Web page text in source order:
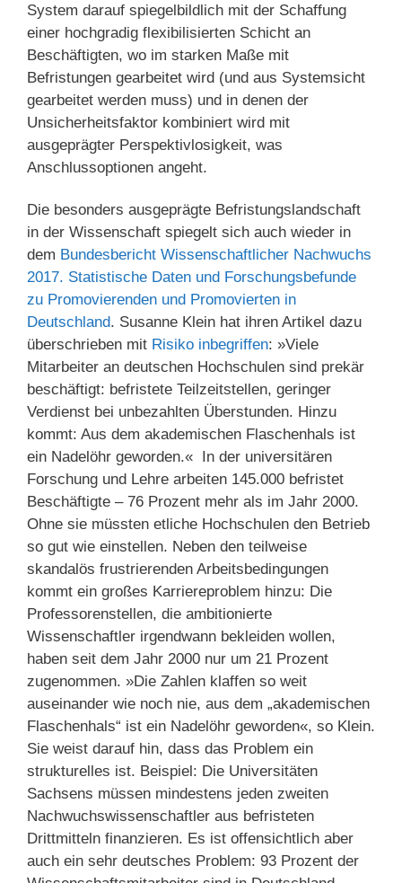
System darauf spiegelbildlich mit der Schaffung
einer hochgradig flexibilisierten Schicht an
Beschäftigten, wo im starken Maße mit
Befristungen gearbeitet wird (und aus Systemsicht
gearbeitet werden muss) und in denen der
Unsicherheitsfaktor kombiniert wird mit
ausgeprägter Perspektivlosigkeit, was
Anschlussoptionen angeht.
Die besonders ausgeprägte Befristungslandschaft
in der Wissenschaft spiegelt sich auch wieder in
dem Bundesbericht Wissenschaftlicher Nachwuchs
2017. Statistische Daten und Forschungsbefunde
zu Promovierenden und Promovierten in
Deutschland. Susanne Klein hat ihren Artikel dazu
überschrieben mit Risiko inbegriffen: »Viele
Mitarbeiter an deutschen Hochschulen sind prekär
beschäftigt: befristete Teilzeitstellen, geringer
Verdienst bei unbezahlten Überstunden. Hinzu
kommt: Aus dem akademischen Flaschenhals ist
ein Nadelöhr geworden.« In der universitären
Forschung und Lehre arbeiten 145.000 befristet
Beschäftigte – 76 Prozent mehr als im Jahr 2000.
Ohne sie müssten etliche Hochschulen den Betrieb
so gut wie einstellen. Neben den teilweise
skandalös frustrierenden Arbeitsbedingungen
kommt ein großes Karriereproblem hinzu: Die
Professorenstellen, die ambitionierte
Wissenschaftler irgendwann bekleiden wollen,
haben seit dem Jahr 2000 nur um 21 Prozent
zugenommen. »Die Zahlen klaffen so weit
auseinander wie noch nie, aus dem „akademischen
Flaschenhals“ ist ein Nadelöhr geworden«, so Klein.
Sie weist darauf hin, dass das Problem ein
strukturelles ist. Beispiel: Die Universitäten
Sachsens müssen mindestens jeden zweiten
Nachwuchswissenschaftler aus befristeten
Drittmitteln finanzieren. Es ist offensichtlich aber
auch ein sehr deutsches Problem: 93 Prozent der